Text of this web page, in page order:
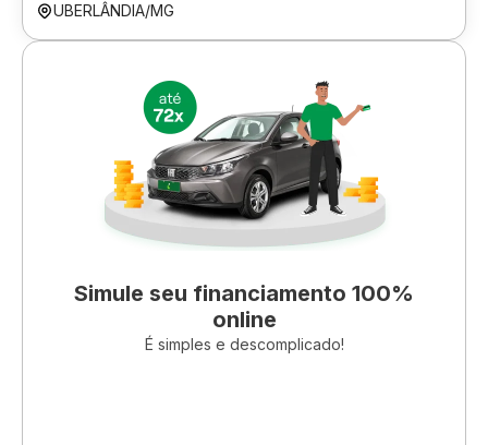
UBERLÂNDIA/MG
Simule seu financiamento 100%
online
É simples e descomplicado!